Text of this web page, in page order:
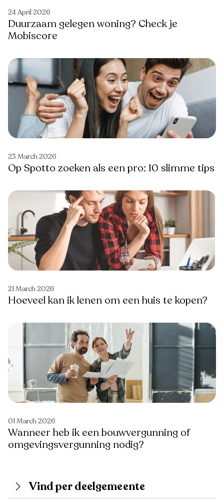
24 April 2026
Duurzaam gelegen woning? Check je
Mobiscore
23 March 2026
Op Spotto zoeken als een pro: 10 slimme tips
21 March 2026
Hoeveel kan ik lenen om een huis te kopen?
01 March 2026
Wanneer heb ik een bouwvergunning of
omgevingsvergunning nodig?
Vind per deelgemeente